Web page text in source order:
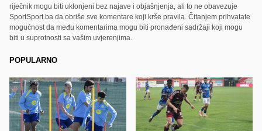
riječnik mogu biti uklonjeni bez najave i objašnjenja, ali to ne obavezuje
SportSport.ba da obriše sve komentare koji krše pravila. Čitanjem prihvatate
mogućnost da među komentarima mogu biti pronađeni sadržaji koji mogu
biti u suprotnosti sa vašim uvjerenjima.
POPULARNO